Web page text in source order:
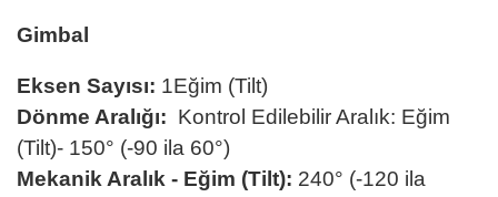
Gimbal
Eksen Sayısı: 1Eğim (Tilt)
Dönme Aralığı: Kontrol Edilebilir Aralık: Eğim
(Tilt)- 150° (-90 ila 60°)
Mekanik Aralık - Eğim (Tilt): 240° (-120 ila